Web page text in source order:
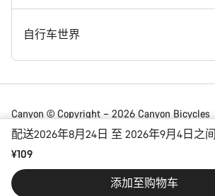
配送2026年8月24日 至 2026年9月4日之间
¥109
添加至购物车
条款和条件
法律披露
数据保护声明
Canyon Home Koblenz
会员礼遇
Canyon App
现货自行车
找到您的 Canyon 尺寸
自行车对比
支持中心
服务网点
送货
自行车世界
公路车
砾石车
Canyon © Copyright – 2026 Canyon Bicycles
GmbH – 保留所有权利
China | 简体中文